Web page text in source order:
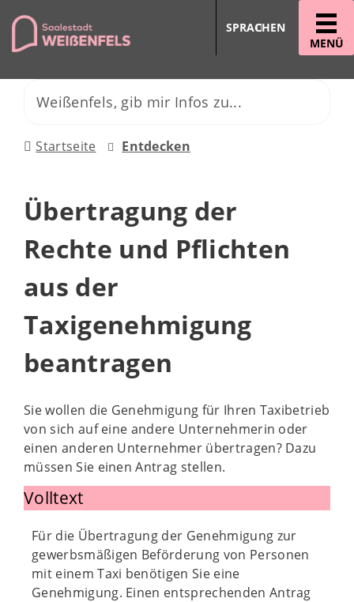
MENÜ
SPRACHEN
Startseite Entdecken
Übertragung der
Rechte und Pflichten
aus der
Taxigenehmigung
beantragen
Sie wollen die Genehmigung für Ihren Taxibetrieb
von sich auf eine andere Unternehmerin oder
einen anderen Unternehmer übertragen? Dazu
müssen Sie einen Antrag stellen.
Volltext
Für die Übertragung der Genehmigung zur
gewerbsmäßigen Beförderung von Personen
mit einem Taxi benötigen Sie eine
Genehmigung. Einen entsprechenden Antrag